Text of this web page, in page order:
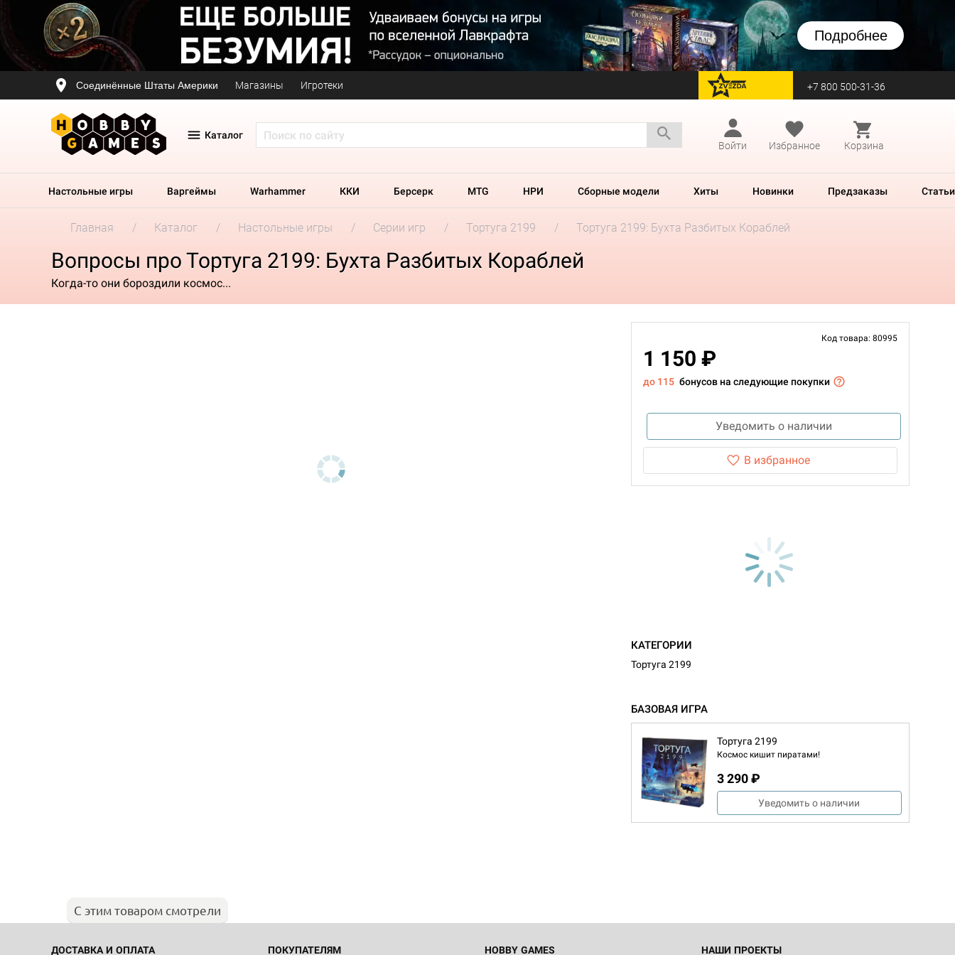
Подробнее
Соединённые Штаты Америки Магазины Игротеки перейти на Zvezda +7 800 500-31-36
Каталог
Войти
Избранное Корзина
Настольные игры Варгеймы Warhammer ККИ Берсерк MTG НРИ Сборные модели Хиты Новинки Предзаказы Статьи
Главная Каталог Настольные игры Серии игр Тортуга 2199 Тортуга 2199: Бухта Разбитых Кораблей
Вопросы про Тортуга 2199: Бухта Разбитых Кораблей
Когда-то они бороздили космос...
Код товара: 80995
1 150 ₽
до 115 бонусов на следующие покупки
Уведомить о наличии
В избранное
КАТЕГОРИИ
Тортуга 2199
БАЗОВАЯ ИГРА
Тортуга 2199
Космос кишит пиратами!
3 290 ₽
Уведомить о наличии
С этим товаром смотрели
ДОСТАВКА И ОПЛАТА ПОКУПАТЕЛЯМ HOBBY GAMES НАШИ ПРОЕКТЫ